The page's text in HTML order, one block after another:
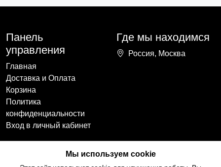
Панель
управления
Главная
Доставка и Оплата
Корзина
Политика
конфиденциальности
Вход в личный кабинет
Где мы находимся
Россия, Москва
Наши контакты
Мы в социальных
сетях
Мы используем cookie